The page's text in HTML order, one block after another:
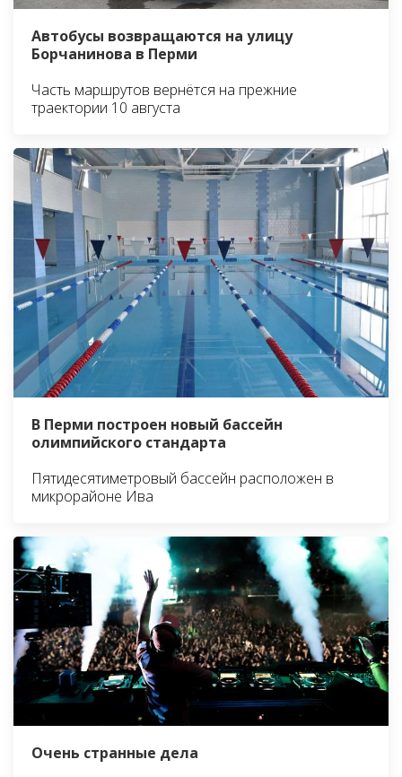
Автобусы возвращаются на улицу
Борчанинова в Перми
Часть маршрутов вернётся на прежние
траектории 10 августа
В Перми построен новый бассейн
олимпийского стандарта
Пятидесятиметровый бассейн расположен в
микрорайоне Ива
Очень странные дела